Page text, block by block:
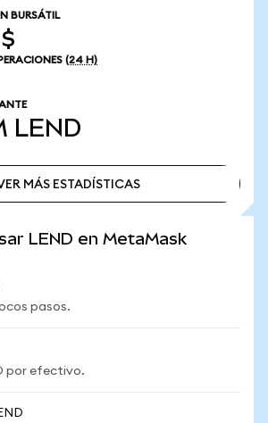
BURSÁTIL
(24 H)
LEND
MÁS ESTADÍSTICAS
LEND en MetaMask
pasos.
por efectivo.